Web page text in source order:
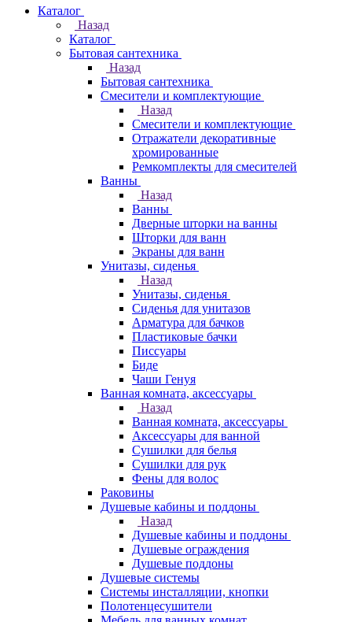
Каталог
Назад
Каталог
Бытовая сантехника
Назад
Бытовая сантехника
Смесители и комплектующие
Назад
Смесители и комплектующие
Отражатели декоративные
хромированные
Ремкомплекты для смесителей
Ванны
Назад
Ванны
Дверные шторки на ванны
Шторки для ванн
Экраны для ванн
Унитазы, сиденья
Назад
Унитазы, сиденья
Сиденья для унитазов
Арматура для бачков
Пластиковые бачки
Писсуары
Биде
Чаши Генуя
Ванная комната, аксессуары
Назад
Ванная комната, аксессуары
Аксессуары для ванной
Сушилки для белья
Сушилки для рук
Фены для волос
Раковины
Душевые кабины и поддоны
Назад
Душевые кабины и поддоны
Душевые ограждения
Душевые поддоны
Душевые системы
Системы инсталляции, кнопки
Полотенцесушители